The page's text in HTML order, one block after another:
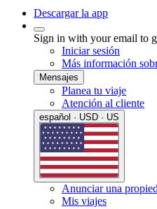
Descargar la app
Sign in with your email to
Iniciar sesión
Más información
Mensajes
Planea tu viaje
Atención al cliente
español · USD · US
Anunciar una
Mis viajes